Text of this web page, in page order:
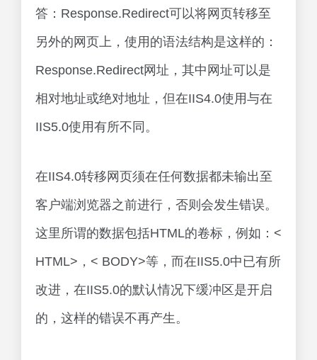
答：Response.Redirect可以将网页转移至
另外的网页上，使用的语法结构是这样的：
Response.Redirect网址，其中网址可以是
相对地址或绝对地址，但在IIS4.0使用与在
IIS5.0使用有所不同。
在IIS4.0转移网页须在任何数据都未输出至
客户端浏览器之前进行，否则会发生错误。
这里所谓的数据包括HTML的卷标，例如：<
HTML>，< BODY>等，而在IIS5.0中已有所
改进，在IIS5.0的默认情况下缓冲区是开启
的，这样的错误不再产生。